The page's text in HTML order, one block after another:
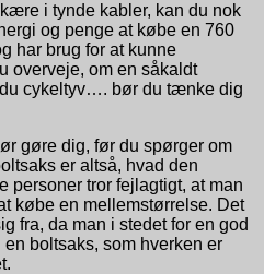
i tynde kabler, kan du nok
og penge at købe en 760
har brug for at kunne
overveje, om en såkaldt
du cykeltyv…. bør du tænke dig
gøre dig, før du spørger om
er altså, hvad den
personer tror fejlagtigt, at man
købe en mellemstørrelse. Det
fra, da man i stedet for en god
boltsaks, som hverken er